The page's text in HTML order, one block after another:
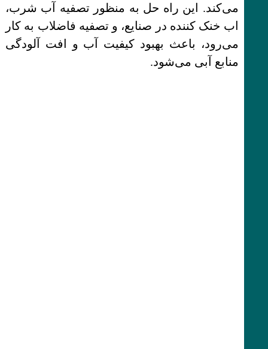
می‌کند. این راه حل به منظور تصفیه آب شرب،
اب خنک کننده در صنایع، و تصفیه فاضلاب به کار
می‌رود، باعث بهبود کیفیت آب و افت آلودگی
منابع آبی می‌شود.